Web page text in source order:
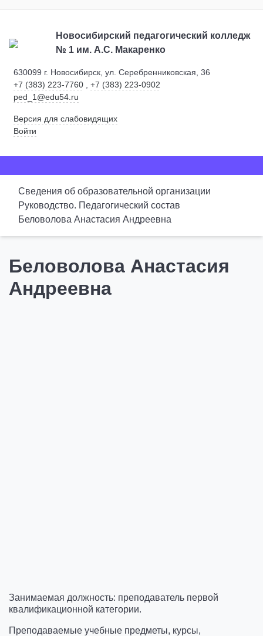
Новосибирский педагогический колледж
№ 1 им. А.С. Макаренко
630099 г. Новосибирск, ул. Серебренниковская, 36
+7 (383) 223-7760
+7 (383) 223-0902
ped_1@edu54.ru
Версия для слабовидящих
Войти
Сведения об образовательной организации
Руководство. Педагогический состав
Беловолова Анастасия Андреевна
Беловолова Анастасия
Андреевна
Занимаемая должность: преподаватель первой
квалификационной категории.
Преподаваемые учебные предметы, курсы,